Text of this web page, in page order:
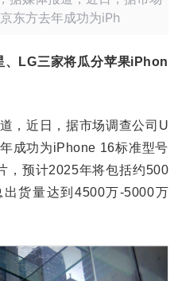
东方去年成功为iPh
LG三家将瓜分苹果iPhon
近日，据市场调查公司U
成功为iPhone 16标准型号
，预计2025年将包括约500
货量达到4500万-5000万